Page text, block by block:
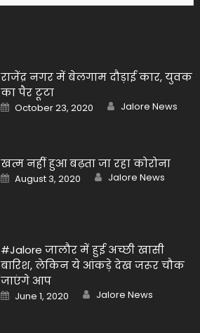
राजेंद्र नगर में बेलगाम दौड़ाई कार, युवक
का पैर टूटा
Posted
on
October 23, 2020 Author
Jalore News
खत्म नहीं हुआ बढ़ता जा रहा कोरोना
Posted
on
August 3, 2020 Author
Jalore News
#Jalore जालौर में हुई अच्छी खासी
बारिश, लेकिन ये आंकड़े देख जरूर चौक
जाएंगे आप
Posted
on
June 1, 2020 Author
Jalore News